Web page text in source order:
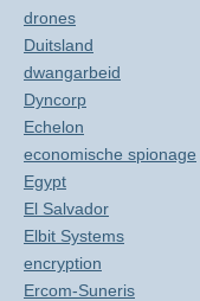
drones
Duitsland
dwangarbeid
Dyncorp
Echelon
economische spionage
Egypt
El Salvador
Elbit Systems
encryption
Ercom-Suneris